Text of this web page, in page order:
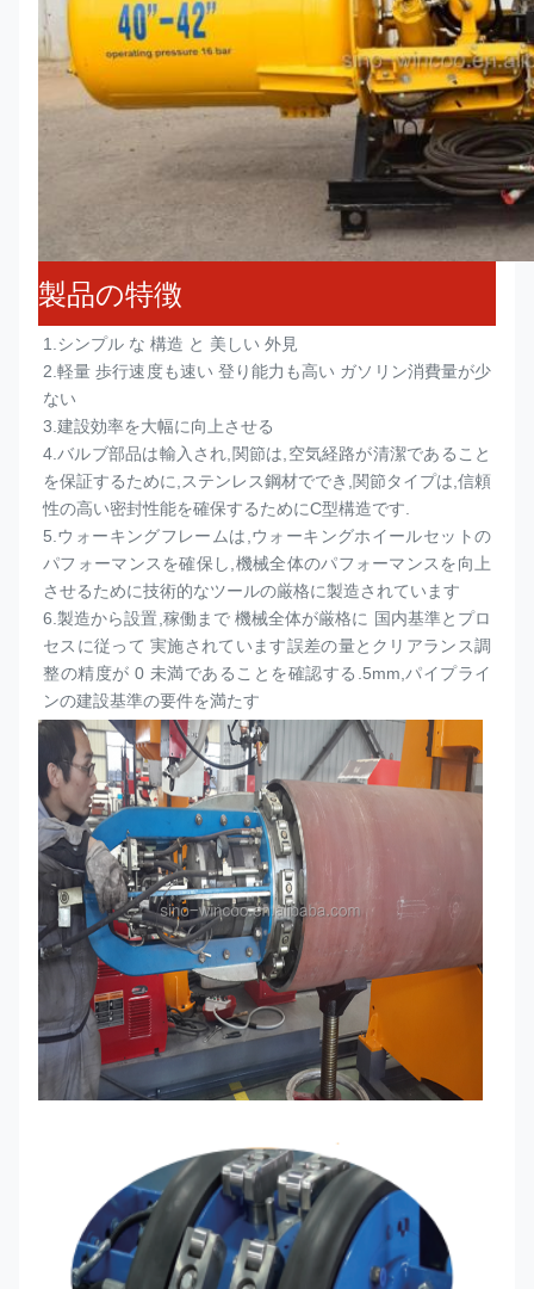
製品の特徴
1. シンプル な 構造 と 美しい 外見
2. 軽量 歩行速度も速い 登り能力も高い ガソリン消費量が少
ない
3. 建設効率を大幅に向上させる
4. バルブ部品は輸入され,関節は,空気経路が清潔であること
を保証するために,ステンレス鋼材ででき,関節タイプは,信頼
性の高い密封性能を確保するためにC型構造です.
5. ウォーキングフレームは,ウォーキングホイールセットの
パフォーマンスを確保し,機械全体のパフォーマンスを向上
させるために技術的なツールの厳格に製造されています
6. 製造から設置,稼働まで 機械全体が厳格に 国内基準とプロ
セスに従って 実施されています誤差の量とクリアランス調
整の精度が 0 未満であることを確認する.5mm,パイプライ
ンの建設基準の要件を満たす